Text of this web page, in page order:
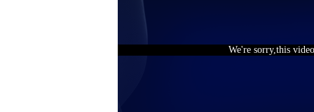
We're sorry,this